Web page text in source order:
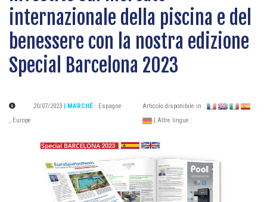
internazionale della piscina e del
benessere con la nostra edizione
Special Barcelona 2023
20/07/2023 | MARCHÉ : Espagne
, Europe
Articolo disponibile in :
| Altre lingue :